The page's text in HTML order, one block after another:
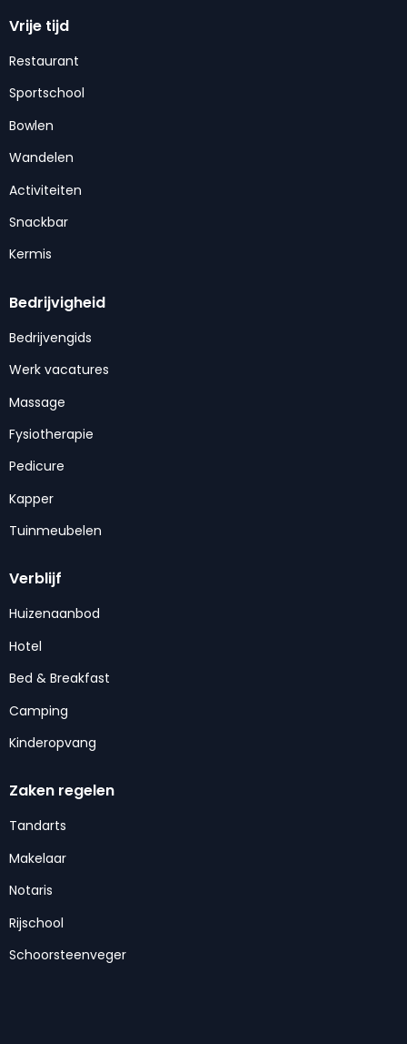
Vrije tijd
Restaurant
Sportschool
Bowlen
Wandelen
Activiteiten
Snackbar
Kermis
Bedrijvigheid
Bedrijvengids
Werk vacatures
Massage
Fysiotherapie
Pedicure
Kapper
Tuinmeubelen
Verblijf
Huizenaanbod
Hotel
Bed & Breakfast
Camping
Kinderopvang
Zaken regelen
Tandarts
Makelaar
Notaris
Rijschool
Schoorsteenveger